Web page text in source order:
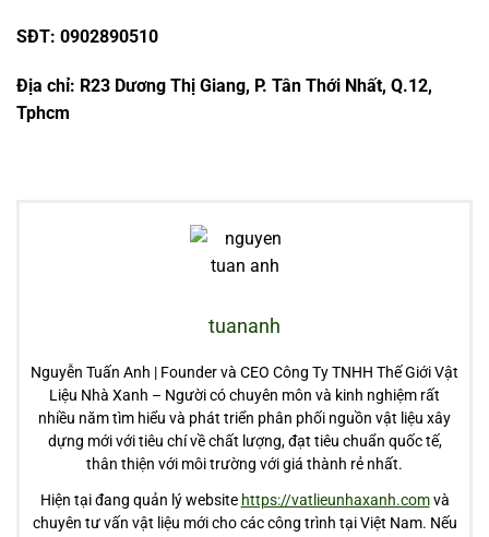
SĐT: 0902890510
Địa chỉ: R23 Dương Thị Giang, P. Tân Thới Nhất, Q.12,
Tphcm
tuananh
Nguyễn Tuấn Anh | Founder và CEO Công Ty TNHH Thế Giới Vật
Liệu Nhà Xanh – Người có chuyên môn và kinh nghiệm rất
nhiều năm tìm hiểu và phát triển phân phối nguồn vật liệu xây
dựng mới với tiêu chí về chất lượng, đạt tiêu chuẩn quốc tế,
thân thiện với môi trường với giá thành rẻ nhất.
Hiện tại đang quản lý website https://vatlieunhaxanh.comvà
chuyên tư vấn vật liệu mới cho các công trình tại Việt Nam. Nếu